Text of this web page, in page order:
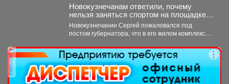
Новокузнечанам ответили, почему
нельзя заняться спортом на площадке
лицея
Новокузнечанин Сергей пожаловался под
постом губернатора, что в его жилом комплексе
реклама